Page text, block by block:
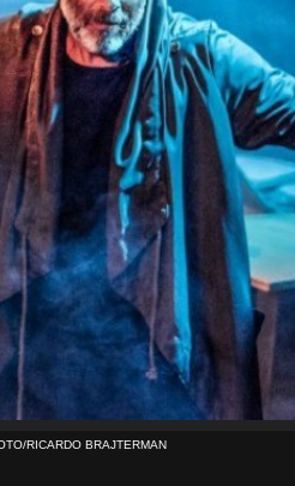
RICARDO BRAJTERMAN